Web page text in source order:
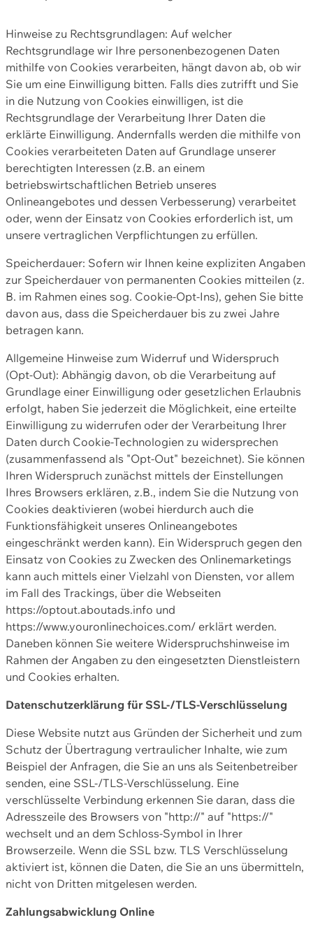
Hinweise zu Rechtsgrundlagen: Auf welcher
Rechtsgrundlage wir Ihre personenbezogenen Daten
mithilfe von Cookies verarbeiten, hängt davon ab, ob wir
Sie um eine Einwilligung bitten. Falls dies zutrifft und Sie
in die Nutzung von Cookies einwilligen, ist die
Rechtsgrundlage der Verarbeitung Ihrer Daten die
erklärte Einwilligung. Andernfalls werden die mithilfe von
Cookies verarbeiteten Daten auf Grundlage unserer
berechtigten Interessen (z.B. an einem
betriebswirtschaftlichen Betrieb unseres
Onlineangebotes und dessen Verbesserung) verarbeitet
oder, wenn der Einsatz von Cookies erforderlich ist, um
unsere vertraglichen Verpflichtungen zu erfüllen.
Speicherdauer: Sofern wir Ihnen keine expliziten Angaben
zur Speicherdauer von permanenten Cookies mitteilen (z.
B. im Rahmen eines sog. Cookie-Opt-Ins), gehen Sie bitte
davon aus, dass die Speicherdauer bis zu zwei Jahre
betragen kann.
Allgemeine Hinweise zum Widerruf und Widerspruch
(Opt-Out): Abhängig davon, ob die Verarbeitung auf
Grundlage einer Einwilligung oder gesetzlichen Erlaubnis
erfolgt, haben Sie jederzeit die Möglichkeit, eine erteilte
Einwilligung zu widerrufen oder der Verarbeitung Ihrer
Daten durch Cookie-Technologien zu widersprechen
(zusammenfassend als "Opt-Out" bezeichnet). Sie können
Ihren Widerspruch zunächst mittels der Einstellungen
Ihres Browsers erklären, z.B., indem Sie die Nutzung von
Cookies deaktivieren (wobei hierdurch auch die
Funktionsfähigkeit unseres Onlineangebotes
eingeschränkt werden kann). Ein Widerspruch gegen den
Einsatz von Cookies zu Zwecken des Onlinemarketings
kann auch mittels einer Vielzahl von Diensten, vor allem
im Fall des Trackings, über die Webseiten
https://optout.aboutads.info und
https://www.youronlinechoices.com/ erklärt werden.
Daneben können Sie weitere Widerspruchshinweise im
Rahmen der Angaben zu den eingesetzten Dienstleistern
und Cookies erhalten.
Datenschutzerklärung für SSL-/TLS-Verschlüsselung
Diese Website nutzt aus Gründen der Sicherheit und zum
Schutz der Übertragung vertraulicher Inhalte, wie zum
Beispiel der Anfragen, die Sie an uns als Seitenbetreiber
senden, eine SSL-/TLS-Verschlüsselung. Eine
verschlüsselte Verbindung erkennen Sie daran, dass die
Adresszeile des Browsers von "http://" auf "https://"
wechselt und an dem Schloss-Symbol in Ihrer
Browserzeile. Wenn die SSL bzw. TLS Verschlüsselung
aktiviert ist, können die Daten, die Sie an uns übermitteln,
nicht von Dritten mitgelesen werden.
Zahlungsabwicklung Online